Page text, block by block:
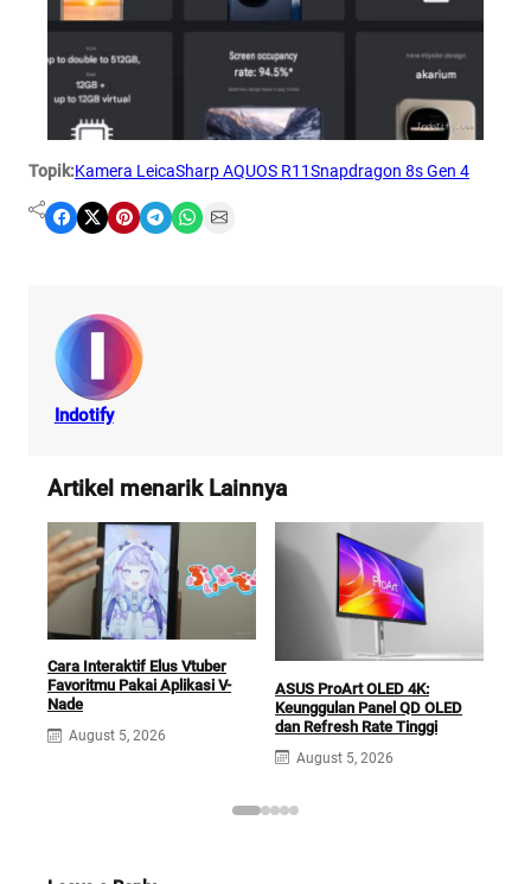
Topik:Kamera LeicaSharp AQUOS R11Snapdragon 8s Gen 4
Share on Facebook Share on X Share on Pinterest Share on Telegram Share on WhatsApp Share on Email
Indotify
Artikel menarik Lainnya
Cara Interaktif Elus Vtuber
Favoritmu Pakai Aplikasi V-
Nade
August 5, 2026
ASUS ProArt OLED 4K:
Keunggulan Panel QD OLED
dan Refresh Rate Tinggi
August 5, 2026